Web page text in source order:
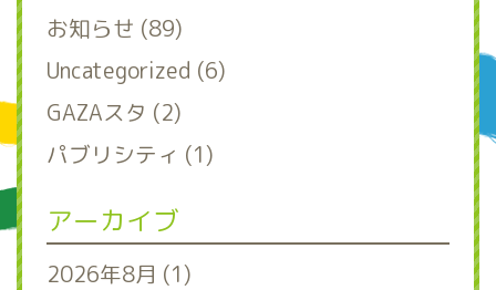
お知らせ (89)
Uncategorized (6)
GAZAスタ (2)
パブリシティ (1)
アーカイブ
2026年8月 (1)